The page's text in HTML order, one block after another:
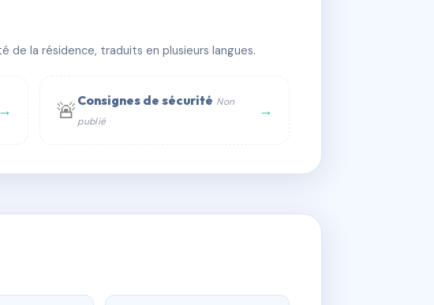
la résidence, traduits en plusieurs langues.
→ 🚨 Consignes de sécurité Non
publié
→